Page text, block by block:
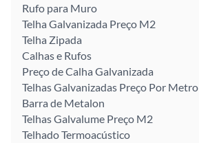
Rufo para Muro
Telha Galvanizada Preço M2
Telha Zipada
Calhas e Rufos
Preço de Calha Galvanizada
Telhas Galvanizadas Preço Por Metro
Barra de Metalon
Telhas Galvalume Preço M2
Telhado Termoacústico